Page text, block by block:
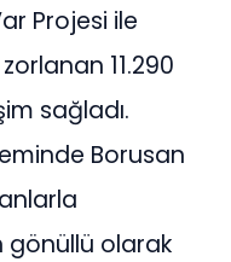
Projesi ile
11.290
sağladı.
Borusan
gönüllü olarak